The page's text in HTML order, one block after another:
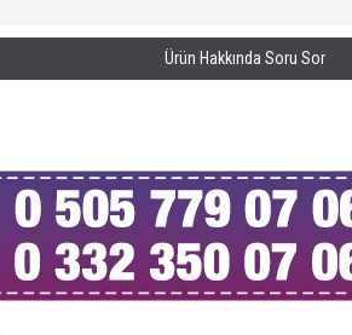
47.700,00 TL
Ürün Hakkında Soru Sor